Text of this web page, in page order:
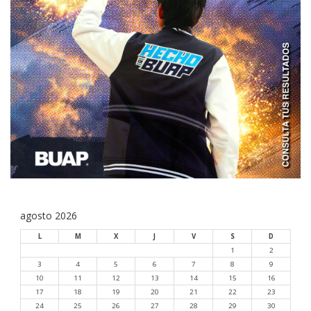
agosto 2026
L M X J V S
D
1
2
3
4 5 6 7 8
9
10
11 12 13 14 15
16
17
18 19 20 21 22
23
24
25 26 27 28 29
30